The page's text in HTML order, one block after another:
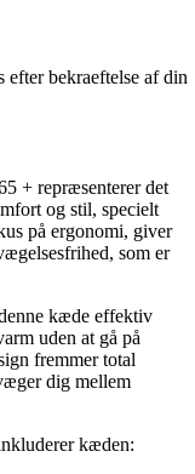
efter bekraeftelse af din
+ repræsenterer det
og stil, specielt
på ergonomi, giver
som er
kæde effektiv
uden at gå på
fremmer total
dig mellem
kæden: